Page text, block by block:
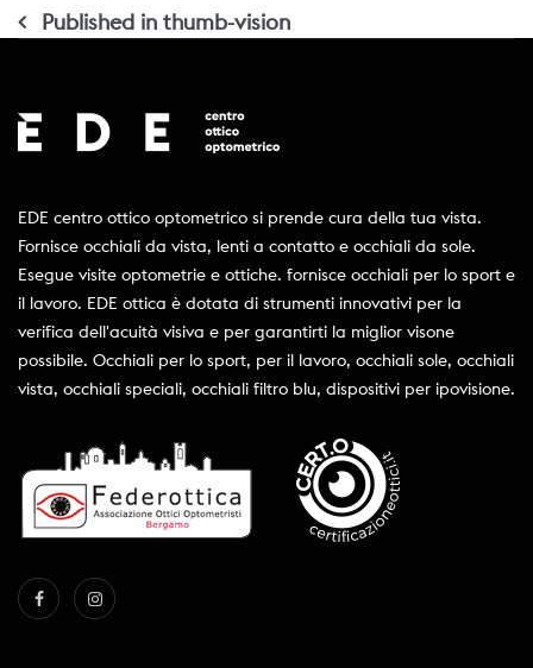
Navigazione
Published in thumb-vision
EDE centro ottico optometrico si prende cura della tua vista.
Fornisce occhiali da vista, lenti a contatto e occhiali da sole.
Esegue visite optometrie e ottiche. fornisce occhiali per lo sport e
il lavoro. EDE ottica è dotata di strumenti innovativi per la
verifica dell'acuità visiva e per garantirti la miglior visone
possibile. Occhiali per lo sport, per il lavoro, occhiali sole, occhiali
vista, occhiali speciali, occhiali filtro blu, dispositivi per ipovisione.